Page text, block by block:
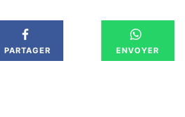
PARTAGER ENVOYER